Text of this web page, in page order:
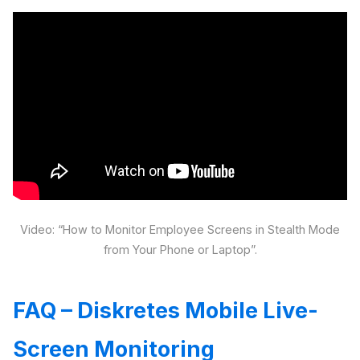
Video: “How to Monitor Employee Screens in Stealth Mode
from Your Phone or Laptop”.
FAQ – Diskretes Mobile Live-
Screen Monitoring